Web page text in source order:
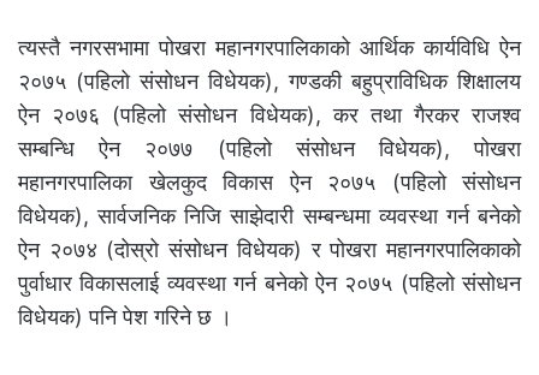
त्यस्तै नगरसभामा पोखरा महानगरपालिकाको आर्थिक कार्यविधि ऐन
२०७५ (पहिलो संसोधन विधेयक), गण्डकी बहुप्राविधिक शिक्षालय
ऐन २०७६ (पहिलो संसोधन विधेयक), कर तथा गैरकर राजश्व
सम्बन्धि ऐन २०७७ (पहिलो संसोधन विधेयक), पोखरा
महानगरपालिका खेलकुद विकास ऐन २०७५ (पहिलो संसोधन
विधेयक), सार्वजनिक निजि साझेदारी सम्बन्धमा व्यवस्था गर्न बनेको
ऐन २०७४ (दोस्रो संसोधन विधेयक) र पोखरा महानगरपालिकाको
पुर्वाधार विकासलाई व्यवस्था गर्न बनेको ऐन २०७५ (पहिलो संसोधन
विधेयक) पनि पेश गरिने छ ।